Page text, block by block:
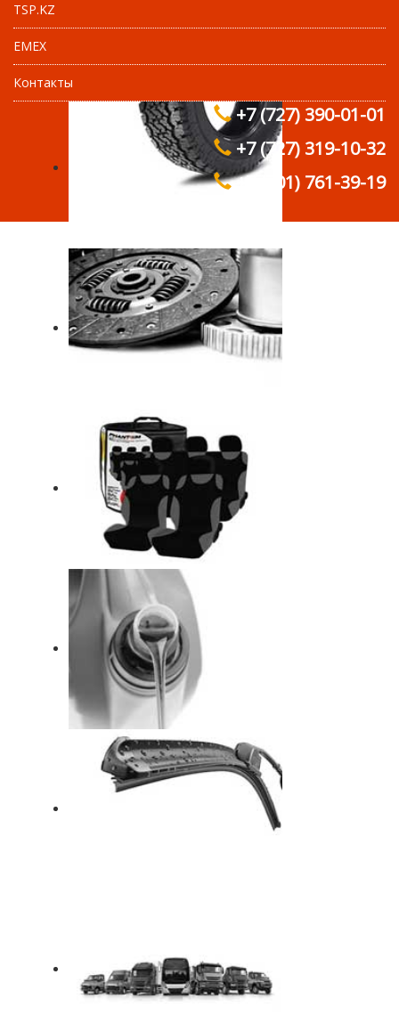
TSP.KZ
EMEX
Контакты
+7 (727) 390-01-01
+7 (727) 319-10-32
+7 (701) 761-39-19